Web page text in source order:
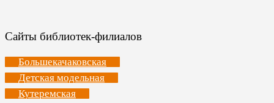
Сайты библиотек-филиалов
Большекачаковская
Детская модельная
Кутеремская